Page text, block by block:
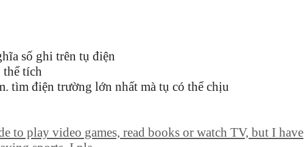
số ghi trên tụ điện
tích
tìm điện trường lớn nhất mà tụ có thể chịu
to play video games, read books or watch TV, but I have